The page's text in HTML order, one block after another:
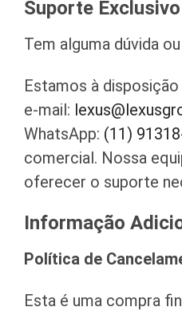
Suporte Exclusivo
Tem alguma dúvida
Estamos à
e-mail:
WhatsApp: (11)
comercial. Nossa
oferecer o suporte
Informação
Política de
Esta é uma compra